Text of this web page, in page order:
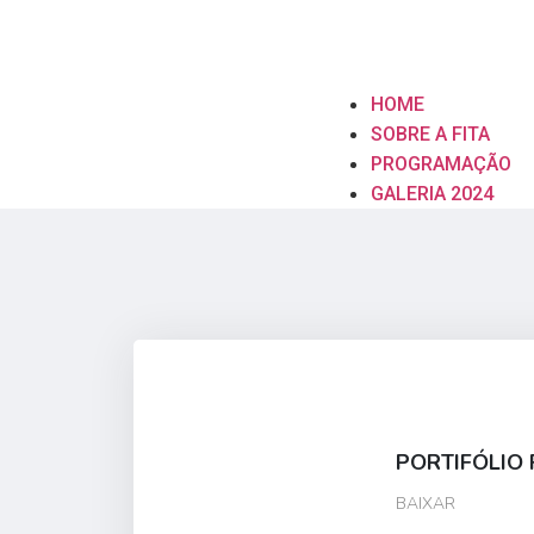
HOME
SOBRE A FITA
PROGRAMAÇÃO
GALERIA 2024
PORTIFÓLIO
BAIXAR